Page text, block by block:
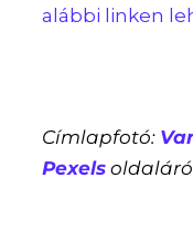
alábbi linken
Címlapfotó:
Pexels